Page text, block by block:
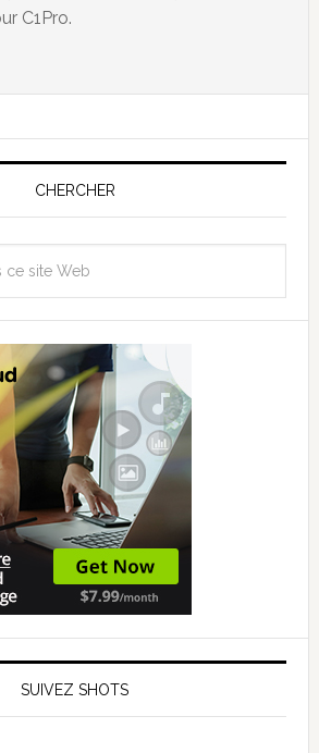
C1Pro.
CHERCHER
SUIVEZ SHOTS